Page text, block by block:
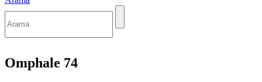
Omphale 74